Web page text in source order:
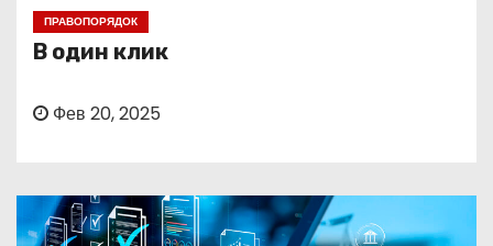
ПРАВОПОРЯДОК
В один клик
Фев 20, 2025